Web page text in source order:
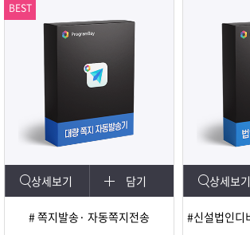
상세보기 담기
# 쪽지발송· 자동쪽지전송
BEST
상세보기